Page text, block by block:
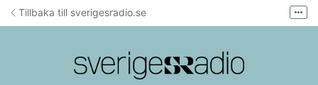
Hoppa till innehåll
Tillbaka till sverigesradio.se
Mejla lyssnarservice
Fler